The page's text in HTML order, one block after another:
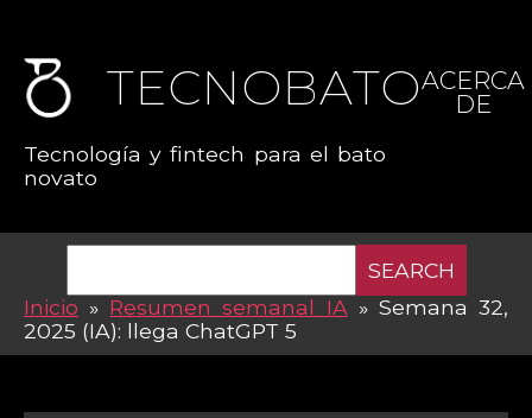
TECNOBATO
Tecnología y fintech para el bato
novato
ACERCA
DE
SEARCH
Inicio » Resumen semanal IA » Semana 32,
2025 (IA): llega ChatGPT 5